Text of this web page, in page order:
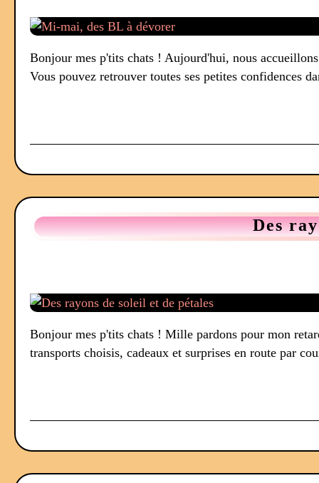
Bonjour mes p'tits chats ! Aujourd'hui, nous
Vous pouvez retrouver toutes ses petites confidences
Des
Bonjour mes p'tits chats ! Mille pardons pour mon
transports choisis, cadeaux et surprises en route par